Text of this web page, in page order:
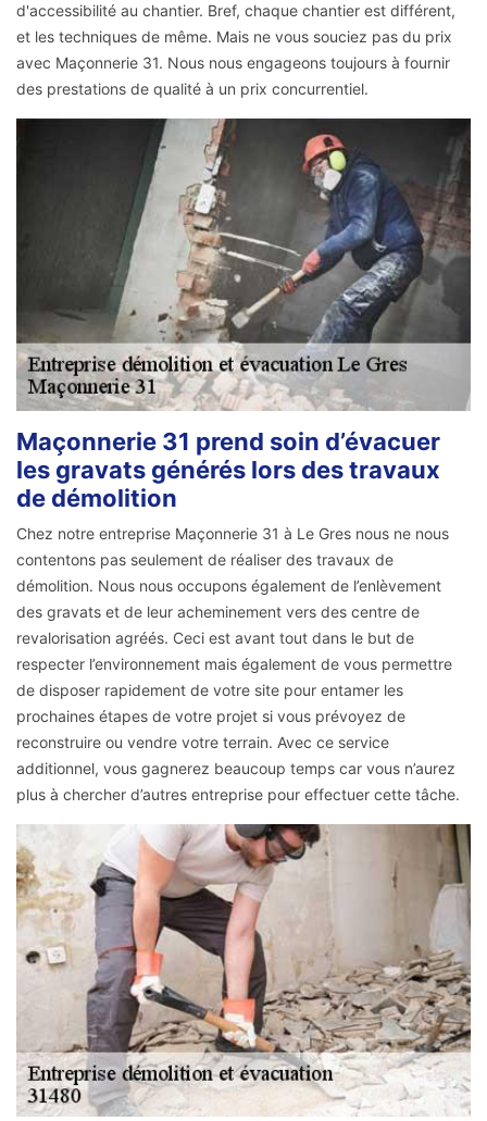
d'accessibilité au chantier. Bref, chaque chantier est différent,
et les techniques de même. Mais ne vous souciez pas du prix
avec Maçonnerie 31. Nous nous engageons toujours à fournir
des prestations de qualité à un prix concurrentiel.
Maçonnerie 31 prend soin d’évacuer
les gravats générés lors des travaux
de démolition
Chez notre entreprise Maçonnerie 31 à Le Gres nous ne nous
contentons pas seulement de réaliser des travaux de
démolition. Nous nous occupons également de l’enlèvement
des gravats et de leur acheminement vers des centre de
revalorisation agréés. Ceci est avant tout dans le but de
respecter l’environnement mais également de vous permettre
de disposer rapidement de votre site pour entamer les
prochaines étapes de votre projet si vous prévoyez de
reconstruire ou vendre votre terrain. Avec ce service
additionnel, vous gagnerez beaucoup temps car vous n’aurez
plus à chercher d’autres entreprise pour effectuer cette tâche.